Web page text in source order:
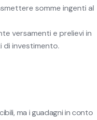
somme ingenti al
versamenti e prelievi in
di investimento.
ma i guadagni in conto